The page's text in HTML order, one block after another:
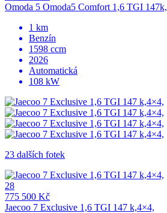
Omoda 5 Omoda5 Comfort 1,6 TGI 147k,
1 km
Benzín
1598 ccm
2026
Automatická
108 kW
23 dalších fotek
28
775 500 Kč
Jaecoo 7 Exclusive 1,6 TGI 147 k,4×4,